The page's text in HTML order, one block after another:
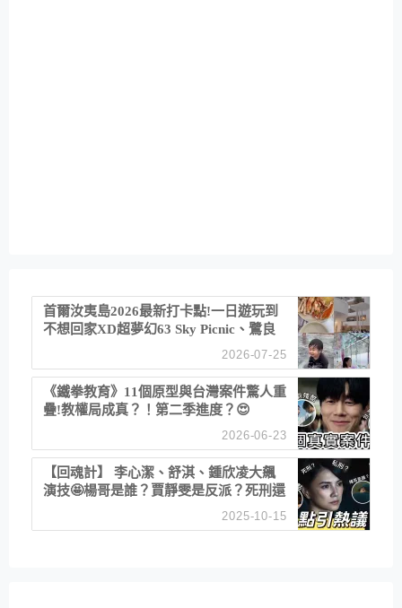
首爾汝夷島2026最新打卡點!一日遊玩到
不想回家XD超夢幻63 Sky Picnic、鷺良
津帝王蟹大餐、《淚之女王》拍攝地、漢
江公園免費玩水
2026-07-25
《鐵拳教育》11個原型與台灣案件驚人重
疊!教權局成真？！第二季進度？😍
2026-06-23
【回魂計】 李心潔、舒淇、鍾欣凌大飆
演技🤩楊哥是誰？賈靜雯是反派？死刑還
2025-10-15